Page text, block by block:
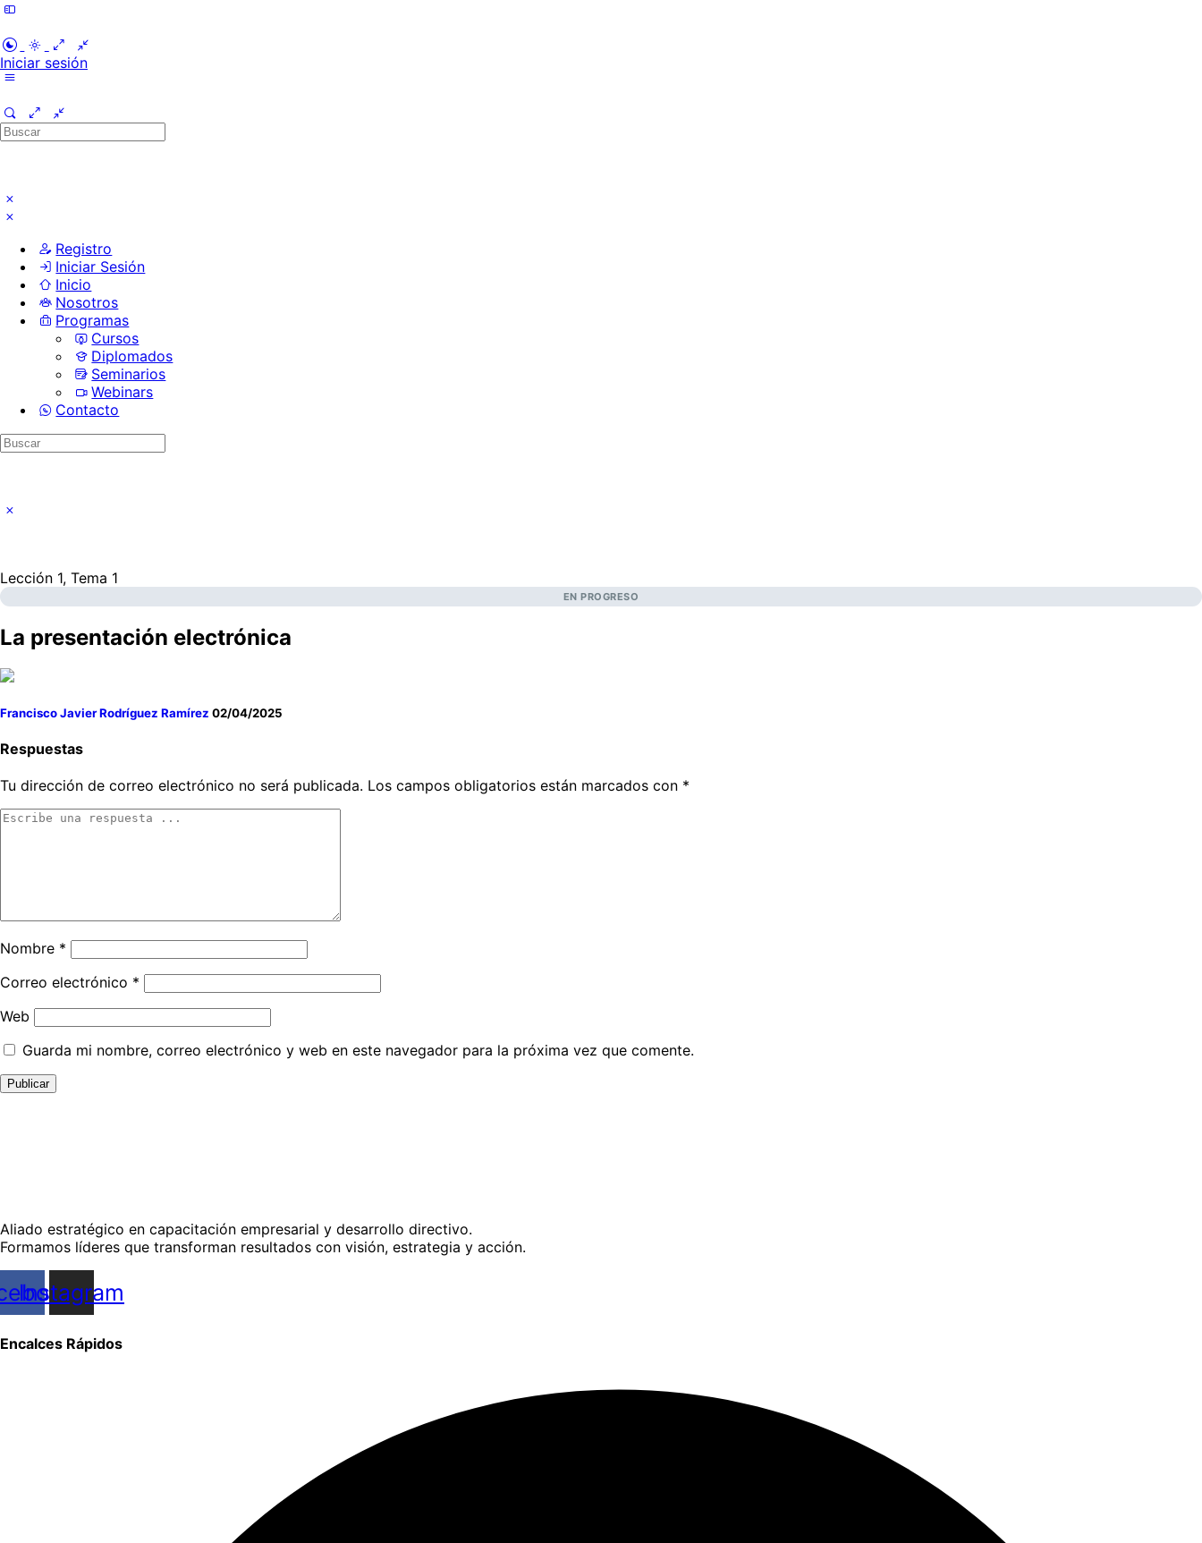
Iniciar sesión
Buscar
Registro
Iniciar Sesión
Inicio
Nosotros
Programas
Cursos
Diplomados
Seminarios
Webinars
Contacto
Buscar
Lección 1, Tema 1
EN PROGRESO
La presentación electrónica
Francisco Javier Rodríguez Ramírez 02/04/2025
Respuestas
Tu dirección de correo electrónico no será publicada. Los campos obligatorios están marcados con *
Nombre *
Correo electrónico *
Web
Guarda mi nombre, correo electrónico y web en este navegador para la próxima vez que comente.
Aliado estratégico en capacitación empresarial y desarrollo directivo.
Formamos líderes que transforman resultados con visión, estrategia y acción.
Instagram
Encalces Rápidos